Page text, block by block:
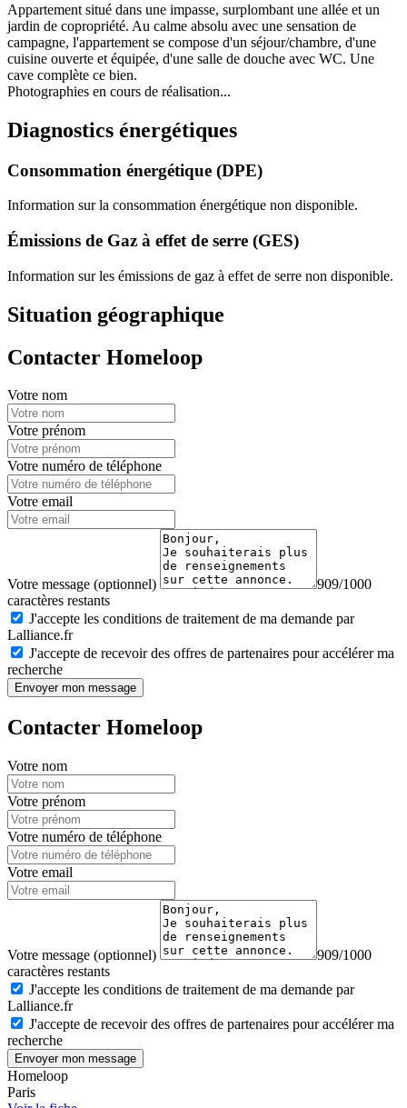
Appartement situé dans une impasse, surplombant une allée et un
jardin de copropriété. Au calme absolu avec une sensation de
campagne, l'appartement se compose d'un séjour/chambre, d'une
cuisine ouverte et équipée, d'une salle de douche avec WC. Une
cave complète ce bien.
Photographies en cours de réalisation...
Diagnostics énergétiques
Consommation énergétique (DPE)
Information sur la consommation énergétique non disponible.
Émissions de Gaz à effet de serre (GES)
Information sur les émissions de gaz à effet de serre non disponible.
Situation géographique
Contacter Homeloop
Votre nom
Votre prénom
Votre numéro de téléphone
Votre email
Votre message (optionnel)
909/1000
caractères restants
J'accepte les conditions de traitement de ma demande par
Lalliance.fr
J'accepte de recevoir des offres de partenaires pour accélérer ma
recherche
Envoyer mon message
Contacter Homeloop
Votre nom
Votre prénom
Votre numéro de téléphone
Votre email
Votre message (optionnel)
909/1000
caractères restants
J'accepte les conditions de traitement de ma demande par
Lalliance.fr
J'accepte de recevoir des offres de partenaires pour accélérer ma
recherche
Envoyer mon message
Homeloop
Paris